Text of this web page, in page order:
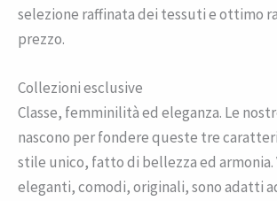
selezione raffinata dei tessuti e ottimo
prezzo.
Collezioni esclusive
Classe, femminilità ed eleganza. Le
nascono per fondere queste tre
stile unico, fatto di bellezza ed armonia.
eleganti, comodi, originali, sono adatti